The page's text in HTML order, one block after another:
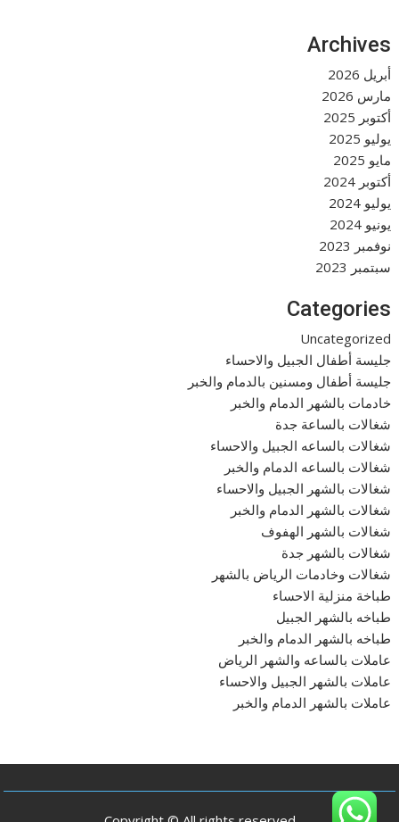
Archives
أبريل 2026
مارس 2026
أكتوبر 2025
يوليو 2025
مايو 2025
أكتوبر 2024
يوليو 2024
يونيو 2024
نوفمبر 2023
سبتمبر 2023
Categories
Uncategorized
جليسة أطفال الجبيل والاحساء
جليسة أطفال ومسنين بالدمام والخبر
خادمات بالشهر الدمام والخبر
شغالات بالساعة جدة
شغالات بالساعه الجبيل والاحساء
شغالات بالساعه الدمام والخبر
شغالات بالشهر الجبيل والاحساء
شغالات بالشهر الدمام والخبر
شغالات بالشهر الهفوف
شغالات بالشهر جدة
شغالات وخادمات الرياض بالشهر
طباخة منزلية الاحساء
طباخه بالشهر الجبيل
طباخه بالشهر الدمام والخبر
عاملات بالساعه والشهر الرياض
عاملات بالشهر الجبيل والاحساء
عاملات بالشهر الدمام والخبر